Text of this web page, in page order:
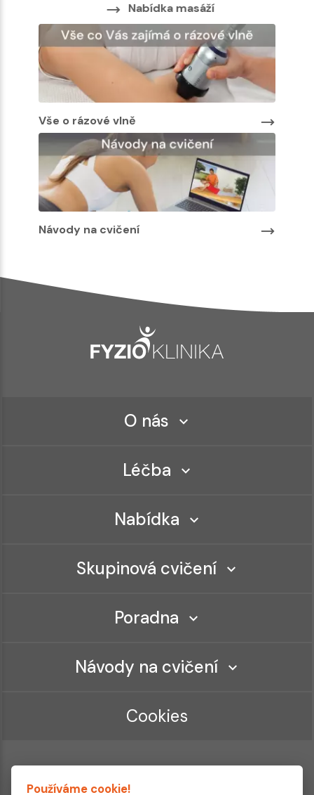
Nabídka masáží
Vše o rázové vlně
Návody na cvičení
O nás
Léčba
Nabídka
Skupinová cvičení
Poradna
Návody na cvičení
Cookies
Používáme cookie!